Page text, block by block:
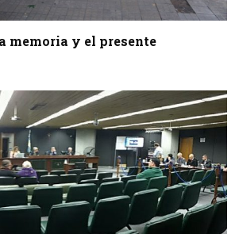
memoria y el presente